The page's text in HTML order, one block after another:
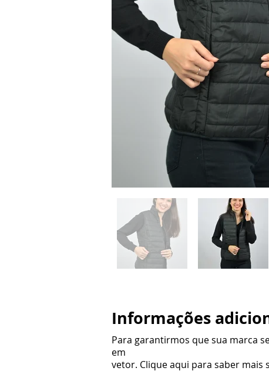
Informações
Para garantirmos que sua marca
em
vetor. Clique aqui para saber mais